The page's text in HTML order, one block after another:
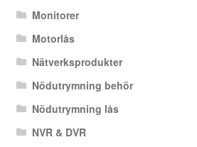
Monitorer
Motorlås
Nätverksprodukter
Nödutrymning behör
Nödutrymning lås
NVR & DVR